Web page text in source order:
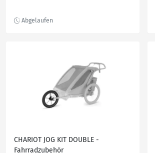
CHARIOT JOG KIT DOUBLE -
Fahrradzubehör